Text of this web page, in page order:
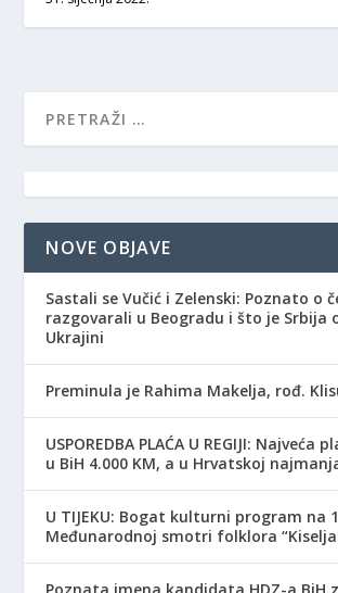
NOVE OBJAVE
Sastali se Vučić i Zelenski: Poznato o
razgovarali u Beogradu i što je Srbija
Ukrajini
Preminula je Rahima Makelja, rođ.
USPOREDBA PLAĆA U REGIJI: Najveća
u BiH 4.000 KM, a u Hrvatskoj
​U TIJEKU: Bogat kulturni program na
Međunarodnoj smotri folklora